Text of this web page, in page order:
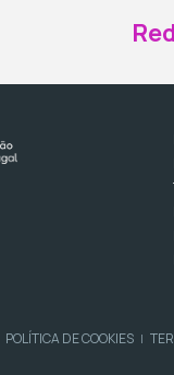
POLÍTICA DE COOKIES |